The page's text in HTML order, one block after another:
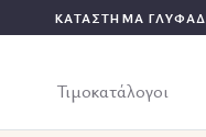
ΚΑΤΑΣΤΗΜΑ
Τιμοκατάλογοι